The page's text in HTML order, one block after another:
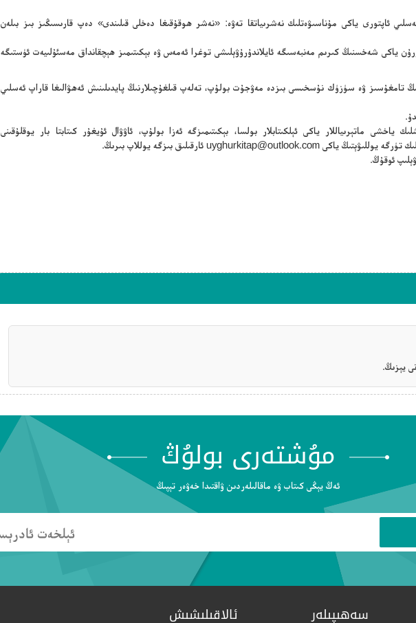
ئەسلىي ئاپتورى ياكى مۇناسىۋەتلىك نەشرىياتقا تەۋە: «نەشر ھوقۇقىغا دەخلى قىلىندى» دەپ قارىسىڭىز بىز بىلەن
ياكى شەخسنىڭ كىرىم مەنبەسىگە ئايلاندۇرۇۋېلىشى توغرا ئەمەس ۋە بېكىتىمىز ھېچقانداق مەسئۇلىيەت ئۈستىگە
تامغۇسىز ۋە سۈزۈك نۇسخىسى بىزدە مەۋجۇت بولۇپ، تەلەپ قىلغۇچىلارنىڭ پايدىلىنىش ئەھۋالىغا قاراپ ئەسلىي
ياخشى ماتېرىياللار ياكى ئېلكىتابلار بولسا، بېكىتىمىزگە ئەزا بولۇپ، ئاۋۋال ئۇيغۇر كىتابتا بار يوقلۇقىنى
تۈرگە يوللىۋېتىڭ ياكى uyghurkitap@outlook.com ئارقىلىق بىزگە يوللاپ بىرىڭ.
يېزىڭ.
مۇشتەرى بولۇڭ
ئەڭ يېڭى كىتاب ۋە ماقالىلەردىن ۋاقتىدا خەۋەر تېپىڭ
سەھىپىلەر ئالاقىلىشىش